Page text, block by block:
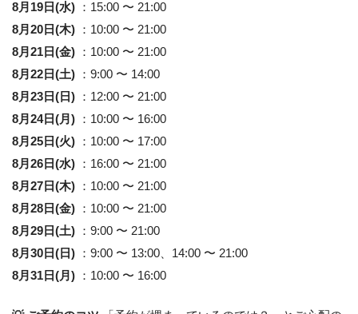
8月19日(水)
：15:00 〜 21:00
8月20日(木)
：10:00 〜 21:00
8月21日(金)
：10:00 〜 21:00
8月22日(土)
：9:00 〜 14:00
8月23日(日)
：12:00 〜 21:00
8月24日(月)
：10:00 〜 16:00
8月25日(火)
：10:00 〜 17:00
8月26日(水)
：16:00 〜 21:00
8月27日(木)
：10:00 〜 21:00
8月28日(金)
：10:00 〜 21:00
8月29日(土)
：9:00 〜 21:00
8月30日(日)
：9:00 〜 13:00、14:00 〜 21:00
8月31日(月)
：10:00 〜 16:00